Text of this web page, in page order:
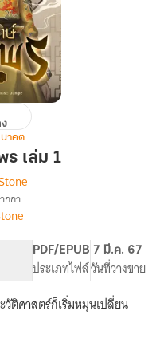
าคต
ร เล่ม 1
กษ์
กกา
อหา
PDF/EPUB
ประเภทไฟล์
7 มี.ค. 67
วันที่วางขาย
วัติศาสตร์ก็เริ่มหมุนเปลี่ยน